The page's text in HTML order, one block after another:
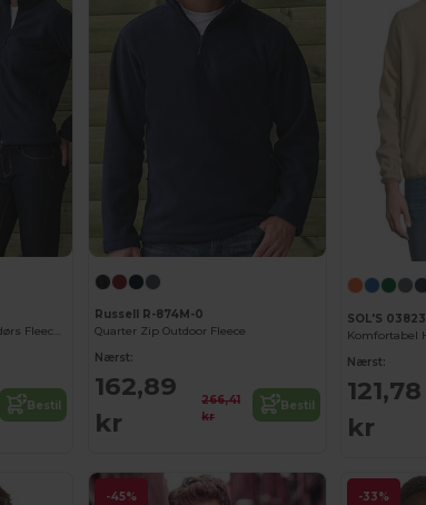
Varm og Komfortabel Udendørs Fleecejakke
Bestil
Russell R-874M-0
Quarter Zip Outdoor Fleece
Nærst:
162,89
kr
266,41
kr
Bestil
SOL'S 03823
Nærst:
121,78
kr
-45% -33%